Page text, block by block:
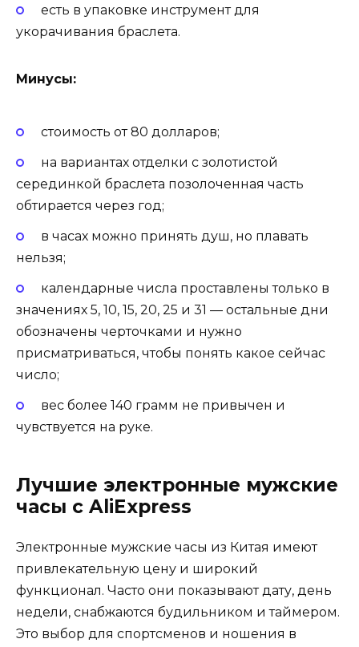
есть в упаковке инструмент для
укорачивания браслета.
Минусы:
стоимость от 80 долларов;
на вариантах отделки с золотистой
серединкой браслета позолоченная часть
обтирается через год;
в часах можно принять душ, но плавать
нельзя;
календарные числа проставлены только в
значениях 5, 10, 15, 20, 25 и 31 — остальные дни
обозначены черточками и нужно
присматриваться, чтобы понять какое сейчас
число;
вес более 140 грамм не привычен и
чувствуется на руке.
Лучшие электронные мужские
часы с AliExpress
Электронные мужские часы из Китая имеют
привлекательную цену и широкий
функционал. Часто они показывают дату, день
недели, снабжаются будильником и таймером.
Это выбор для спортсменов и ношения в